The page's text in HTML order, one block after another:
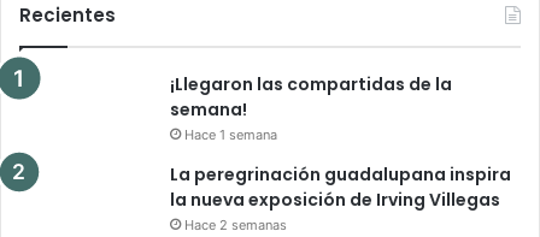
Recientes
¡Llegaron las compartidas de la
semana!
Hace 1 semana
La peregrinación guadalupana inspira
la nueva exposición de Irving Villegas
Hace 2 semanas